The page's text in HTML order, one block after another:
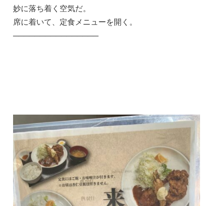
妙に落ち着く空気だ。
席に着いて、定食メニューを開く。
────────────────